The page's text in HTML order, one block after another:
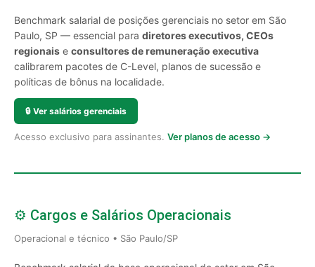
Benchmark salarial de posições gerenciais no setor em São
Paulo, SP — essencial para diretores executivos, CEOs
regionais e consultores de remuneração executiva
calibrarem pacotes de C-Level, planos de sucessão e
políticas de bônus na localidade.
🔒 Ver salários gerenciais
Acesso exclusivo para assinantes. Ver planos de acesso →
⚙️ Cargos e Salários Operacionais
Operacional e técnico • São Paulo/SP